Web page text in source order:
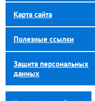
Карта сайта
Полезные ссылки
Защита персональных
данных